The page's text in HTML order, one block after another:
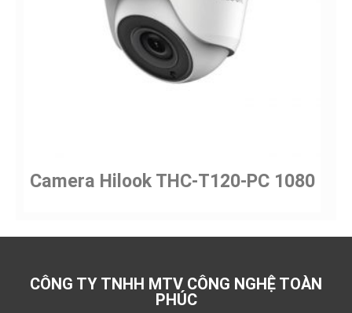
Camera Hilook THC-T120-PC 1080
CÔNG TY TNHH MTV CÔNG NGHỆ TOÀN
PHÚC